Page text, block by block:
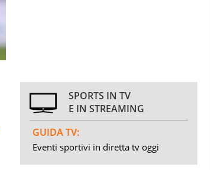
SPORTS IN TV
E IN STREAMING
GUIDA TV:
Eventi sportivi in diretta tv oggi